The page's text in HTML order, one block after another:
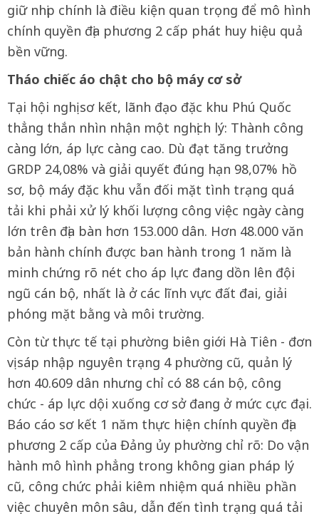
giữ nhịp chính là điều kiện quan trọng để mô hình
chính quyền địa phương 2 cấp phát huy hiệu quả
bền vững.
Tháo chiếc áo chật cho bộ máy cơ sở
Tại hội nghị sơ kết, lãnh đạo đặc khu Phú Quốc
thẳng thắn nhìn nhận một nghịch lý: Thành công
càng lớn, áp lực càng cao. Dù đạt tăng trưởng
GRDP 24,08% và giải quyết đúng hạn 98,07% hồ
sơ, bộ máy đặc khu vẫn đối mặt tình trạng quá
tải khi phải xử lý khối lượng công việc ngày càng
lớn trên địa bàn hơn 153.000 dân. Hơn 48.000 văn
bản hành chính được ban hành trong 1 năm là
minh chứng rõ nét cho áp lực đang dồn lên đội
ngũ cán bộ, nhất là ở các lĩnh vực đất đai, giải
phóng mặt bằng và môi trường.
Còn từ thực tế tại phường biên giới Hà Tiên - đơn
vị sáp nhập nguyên trạng 4 phường cũ, quản lý
hơn 40.609 dân nhưng chỉ có 88 cán bộ, công
chức - áp lực dội xuống cơ sở đang ở mức cực đại.
Báo cáo sơ kết 1 năm thực hiện chính quyền địa
phương 2 cấp của Đảng ủy phường chỉ rõ: Do vận
hành mô hình phẳng trong không gian pháp lý
cũ, công chức phải kiêm nhiệm quá nhiều phần
việc chuyên môn sâu, dẫn đến tình trạng quá tải